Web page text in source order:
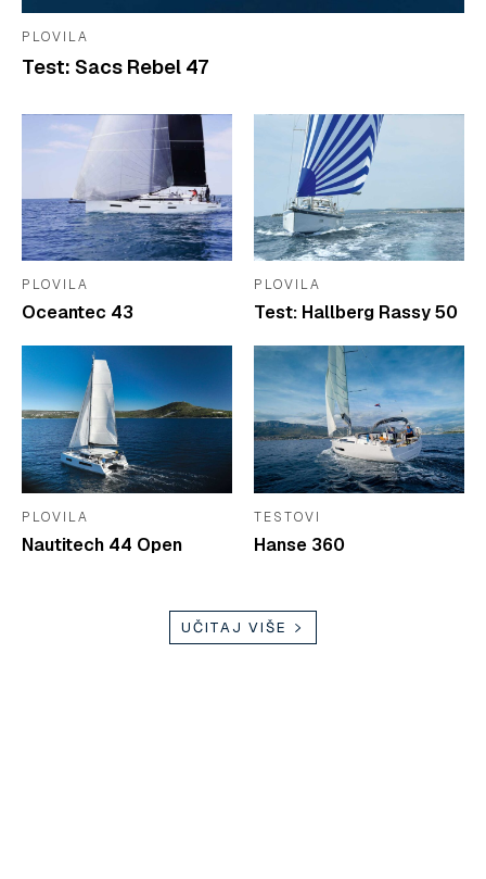
PLOVILA
Test: Sacs Rebel 47
PLOVILA
Oceantec 43
PLOVILA
Test: Hallberg Rassy 50
PLOVILA
Nautitech 44 Open
TESTOVI
Hanse 360
UČITAJ VIŠE